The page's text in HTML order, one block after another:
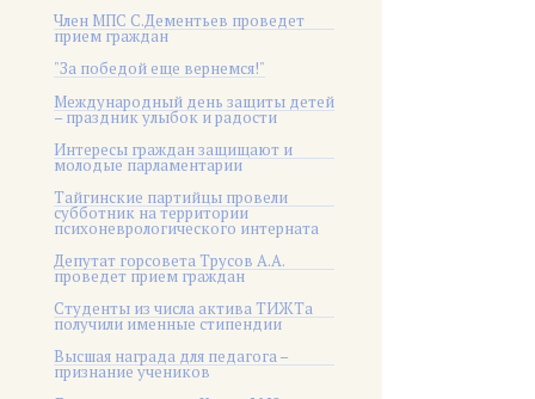
Член МПС С.Дементьев проведет
прием граждан
"За победой еще вернемся!"
Международный день защиты детей
– праздник улыбок и радости
Интересы граждан защищают и
молодые парламентарии
Тайгинские партийцы провели
субботник на территории
психоневрологического интерната
Депутат горсовета Трусов А.А.
проведет прием граждан
Студенты из числа актива ТИЖТа
получили именные стипендии
Высшая награда для педагога –
признание учеников